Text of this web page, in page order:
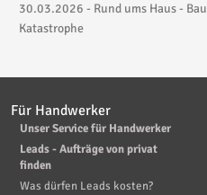
30.03.2026 - Rund ums Haus - Bau
Katastrophe
Für Handwerker
Unser Service für Handwerker
Leads - Aufträge von privat
finden
Was dürfen Leads kosten?